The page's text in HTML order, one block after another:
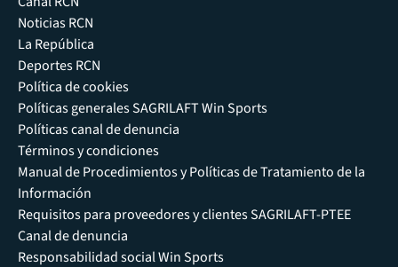
Noticias RCN
La República
Deportes RCN
Política de cookies
Políticas generales SAGRILAFT Win Sports
Políticas canal de denuncia
Términos y condiciones
Manual de Procedimientos y Políticas de Tratamiento de la
Información
Requisitos para proveedores y clientes SAGRILAFT-PTEE
Canal de denuncia
Responsabilidad social Win Sports